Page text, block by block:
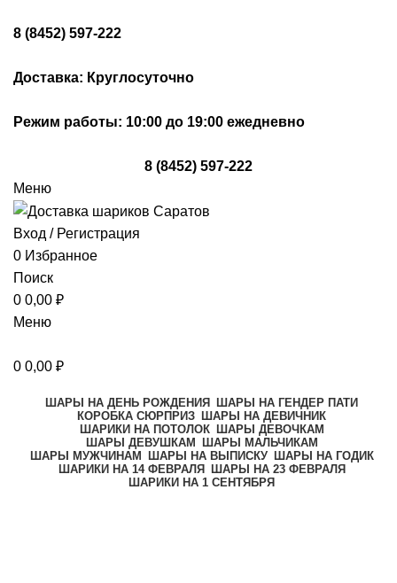
8 (8452) 597-222
Доставка: Круглосуточно
Режим работы: 10:00 до 19:00 ежедневно
8 (8452) 597-222
Меню
Вход / Регистрация
0 Избранное
Поиск
0 0,00 ₽
Меню
0 0,00 ₽
ШАРЫ НА ДЕНЬ РОЖДЕНИЯ
ШАРЫ НА ГЕНДЕР ПАТИ
КОРОБКА СЮРПРИЗ ШАРЫ НА ДЕВИЧНИК
ШАРИКИ НА ПОТОЛОК
ШАРЫ ДЕВОЧКАМ
ШАРЫ ДЕВУШКАМ
ШАРЫ МАЛЬЧИКАМ
ШАРЫ МУЖЧИНАМ
ШАРЫ НА ВЫПИСКУ
ШАРЫ НА ГОДИК
ШАРИКИ НА 14 ФЕВРАЛЯ
ШАРЫ НА 23 ФЕВРАЛЯ
ШАРИКИ НА 1 СЕНТЯБРЯ